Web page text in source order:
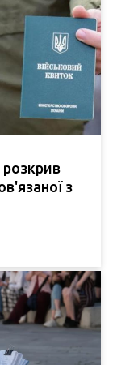
розкрив
з